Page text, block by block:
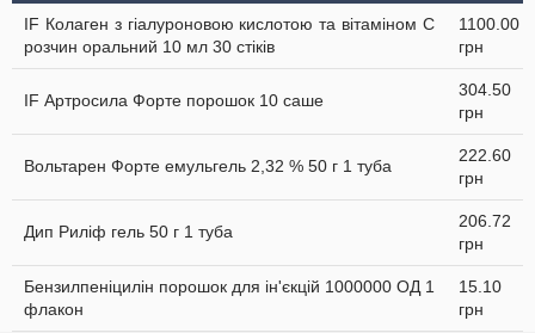
IF Колаген з гіалуроновою кислотою та вітаміном C
розчин оральний 10 мл 30 стіків
1100.00
грн
IF Артросила Форте порошок 10 саше
304.50
грн
Вольтарен Форте емульгель 2,32 % 50 г 1 туба
222.60
грн
Дип Риліф гель 50 г 1 туба
206.72
грн
Бензилпеніцилін порошок для ін'єкцій 1000000 ОД 1
флакон
15.10
грн